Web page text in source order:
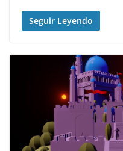
Seguir Leyendo